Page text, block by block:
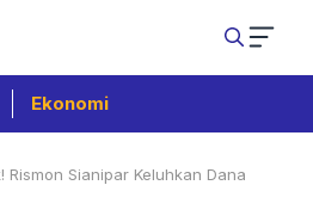
Ekonomi
Rismon Sianipar Keluhkan Dana